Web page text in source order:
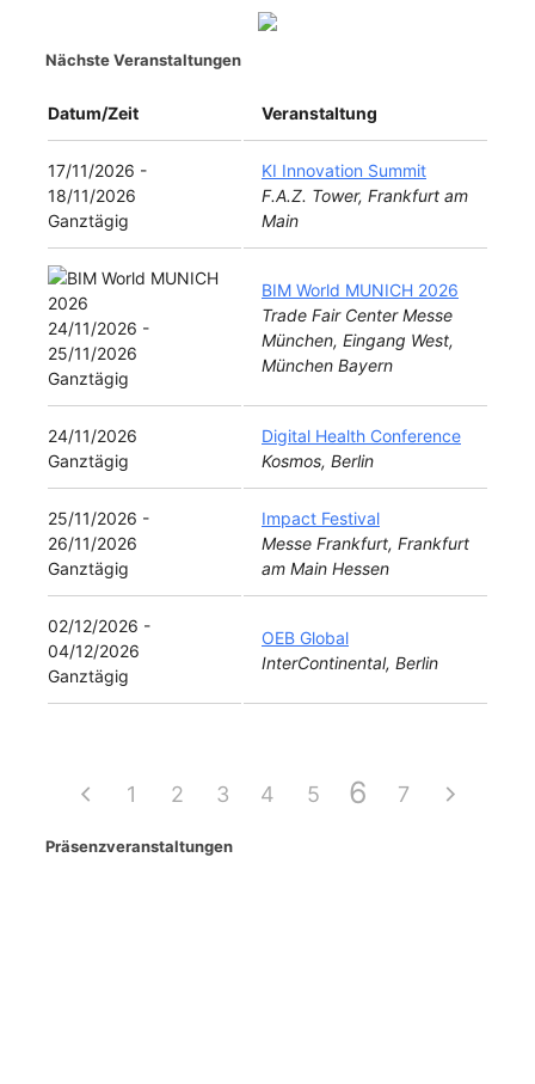
Nächste Veranstaltungen
Datum/Zeit Veranstaltung
17/11/2026 -
18/11/2026
Ganztägig
KI Innovation Summit
F.A.Z. Tower, Frankfurt am
Main
24/11/2026 -
25/11/2026
Ganztägig
BIM World MUNICH 2026
Trade Fair Center Messe
München, Eingang West,
München Bayern
24/11/2026
Ganztägig
Digital Health Conference
Kosmos, Berlin
25/11/2026 -
26/11/2026
Ganztägig
Impact Festival
Messe Frankfurt, Frankfurt
am Main Hessen
02/12/2026 -
04/12/2026
Ganztägig
OEB Global
InterContinental, Berlin
1 2 3 4 5 6 7
Präsenzveranstaltungen